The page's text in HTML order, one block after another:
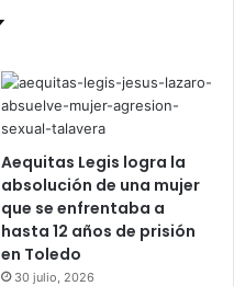
Aequitas Legis logra la
absolución de una mujer
que se enfrentaba a
hasta 12 años de prisión
en Toledo
30 julio, 2026